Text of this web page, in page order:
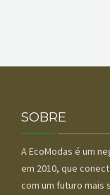
SOBRE
A EcoModas é um
em 2010, que
com um futuro mais